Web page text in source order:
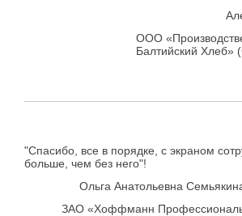
ООО
Балтийский Хлеб»
"Спасибо, все в порядке, с экраном
больше, чем без него"!
Ольга Анатольевна
ЗАО «Хоффманн